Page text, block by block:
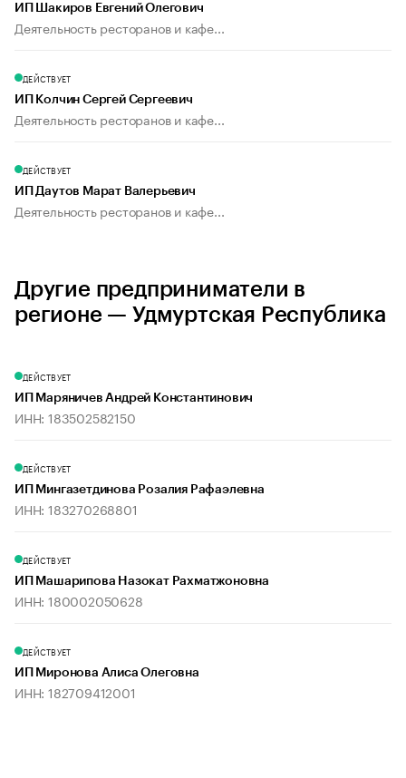
ИП Шакиров Евгений Олегович
Деятельность ресторанов и кафе...
ДЕЙСТВУЕТ
ИП Колчин Сергей Сергеевич
Деятельность ресторанов и кафе...
ДЕЙСТВУЕТ
ИП Даутов Марат Валерьевич
Деятельность ресторанов и кафе...
Другие предприниматели в
регионе — Удмуртская Республика
ДЕЙСТВУЕТ
ИП Маряничев Андрей Константинович
ИНН: 183502582150
ДЕЙСТВУЕТ
ИП Мингазетдинова Розалия Рафаэлевна
ИНН: 183270268801
ДЕЙСТВУЕТ
ИП Машарипова Назокат Рахматжоновна
ИНН: 180002050628
ДЕЙСТВУЕТ
ИП Миронова Алиса Олеговна
ИНН: 182709412001